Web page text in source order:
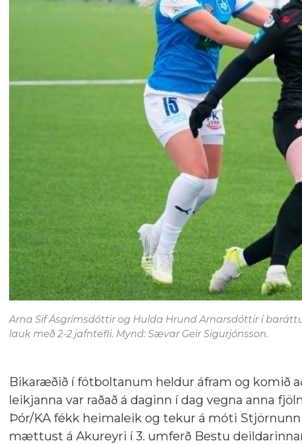
Arna Sif Ásgrímsdóttir og Hulda Hrund Arnarsdóttir í
lauk með 2-2 jafntefli. Mynd: Sævar Geir Sigurjónsson.
Bikaræðið í fótboltanum heldur áfram og komið
leikjanna var raðað á daginn í dag vegna anna
Þór/KA fékk heimaleik og tekur á móti
mættust á Akureyri í 3. umferð Bestu